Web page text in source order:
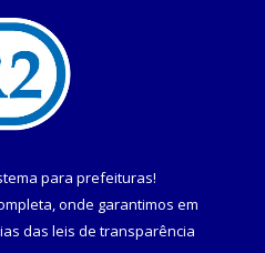
para prefeituras!
onde garantimos em
das leis de transparência